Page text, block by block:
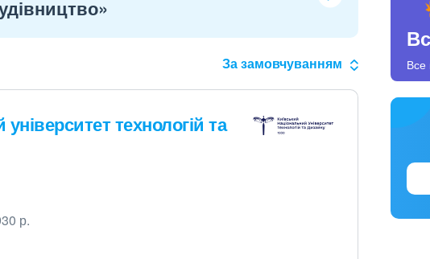
За замовчуванням
технологій та
р.
Все